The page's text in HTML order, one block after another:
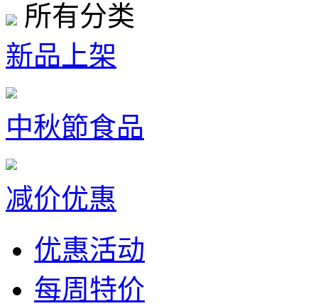
所有分类
新品上架
中秋節食品
减价优惠
优惠活动
每周特价